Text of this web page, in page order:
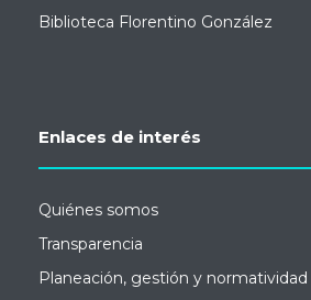
Biblioteca Florentino González
Enlaces de interés
Quiénes somos
Transparencia
Planeación, gestión y normatividad